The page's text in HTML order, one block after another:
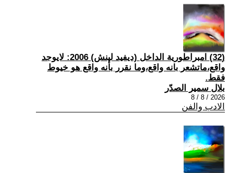
(32) امبراطورية الداخل (ديفيد لينش) 2006: لايوجد
واقع،ماتشعر بانه واقع،وما نقرر بأنه واقع هو خيوط
فقط.
بلال سمير الصدّر
2026 / 8 / 8
الادب والفن